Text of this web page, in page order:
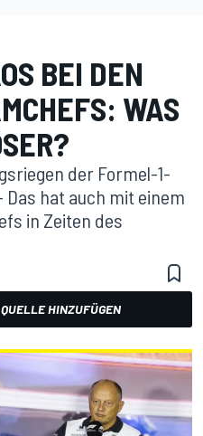
BEI DEN
WAS
der Formel-1-
Das hat auch mit einem
in Zeiten des
HINZUFÜGEN